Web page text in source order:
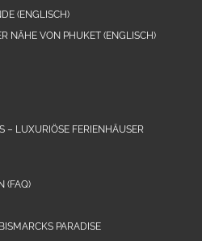
(ENGLISCH)
NÄHE VON PHUKET (ENGLISCH)
– LUXURIÖSE FERIENHÄUSER
(FAQ)
PARADISE